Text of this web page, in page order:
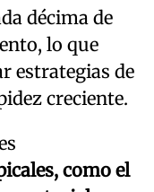
décima de
lo que
estrategias de
creciente.
como el